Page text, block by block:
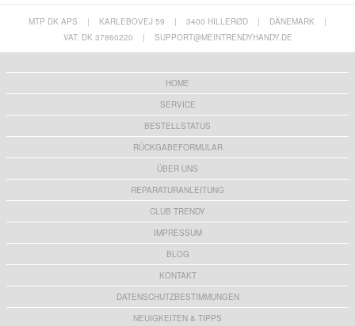
MTP DK APS | KARLEBOVEJ 59 | 3400 HILLERØD | DÄNEMARK
|
VAT: DK 37860220
| SUPPORT@MEINTRENDYHANDY.DE
HOME
SERVICE
BESTELLSTATUS
RÜCKGABEFORMULAR
ÜBER UNS
REPARATURANLEITUNG
CLUB TRENDY
IMPRESSUM
BLOG
KONTAKT
DATENSCHUTZBESTIMMUNGEN
NEUIGKEITEN & TIPPS